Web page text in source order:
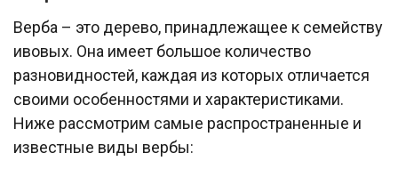
Верба – это дерево, принадлежащее к семейству
ивовых. Она имеет большое количество
разновидностей, каждая из которых отличается
своими особенностями и характеристиками.
Ниже рассмотрим самые распространенные и
известные виды вербы: